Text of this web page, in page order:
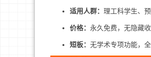
适用人群： 理工科学生、
价格： 永久免费，无隐藏收
短板： 无学术专项功能，